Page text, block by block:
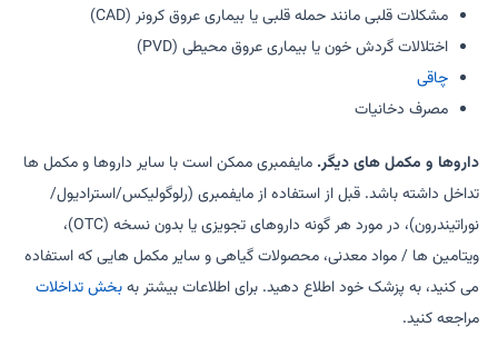
مشکلات قلبی مانند حمله قلبی یا بیماری عروق کرونر (CAD)
اختلالات گردش خون یا بیماری عروق محیطی (PVD)
چاقی
مصرف دخانیات
داروها و مکمل های دیگر. مایفمبری ممکن است با سایر داروها و مکمل ها
تداخل داشته باشد. قبل از استفاده از مایفمبری (رلوگولیکس/استرادیول/
نوراتیندرون)، در مورد هر گونه داروهای تجویزی یا بدون نسخه (OTC)،
ویتامین ها / مواد معدنی، محصولات گیاهی و سایر مکمل هایی که استفاده
می کنید، به پزشک خود اطلاع دهید. برای اطلاعات بیشتر بهبخش تداخلات
مراجعه کنید.